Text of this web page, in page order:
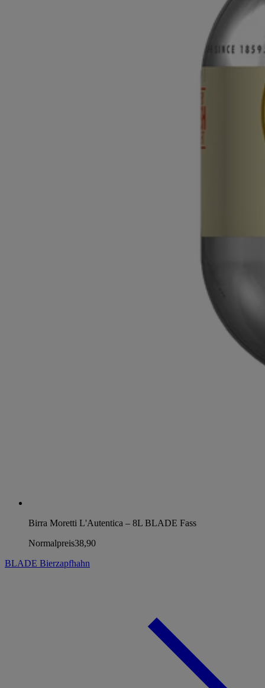
Birra Moretti L'Autentica – 8L BLADE Fass
Normalpreis38,90
BLADE Bierzapfhahn